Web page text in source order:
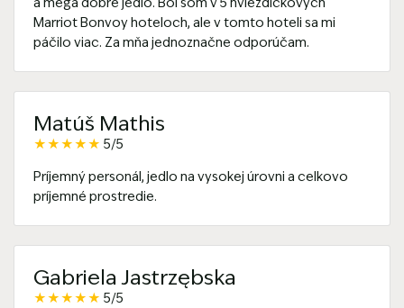
Marriot Bonvoy hoteloch, ale v tomto hoteli sa mi
páčilo viac. Za mňa jednoznačne odporúčam.
Matúš Mathis
★★★★★ 5/5
Príjemný personál, jedlo na vysokej úrovni a celkovo
príjemné prostredie.
Gabriela Jastrzębska
★★★★★ 5/5